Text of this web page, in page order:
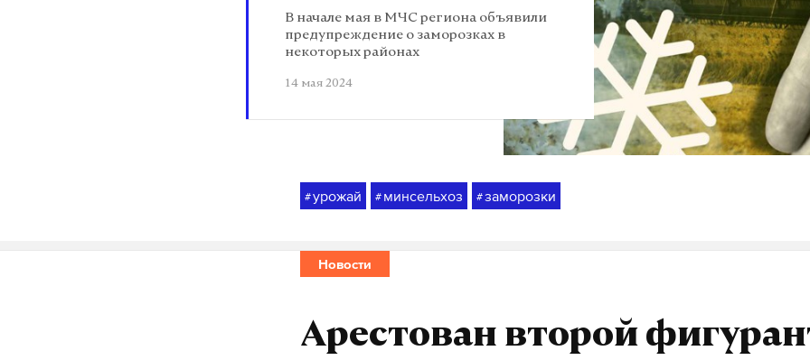
В начале мая в МЧС региона объявили
предупреждение о заморозках в
некоторых районах
14 мая 2024
#урожай # минсельхоз #заморозки
Новости
Арестован второй